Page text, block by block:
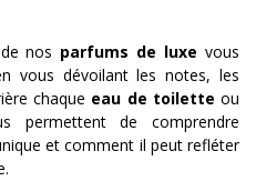
nos parfums de luxe vous
vous dévoilant les notes, les
chaque eau de toilette ou
permettent de comprendre
et comment il peut refléter